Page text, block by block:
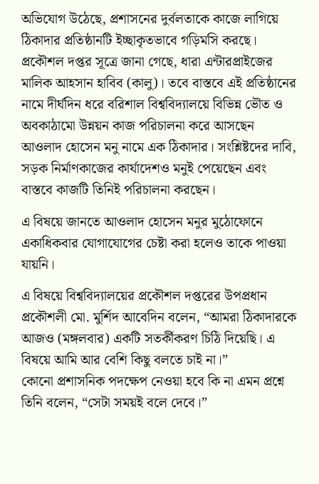
অভিযোগ উঠেছে, প্রশাসনের দুর্বলতাকে কাজে লাগিয়ে
ঠিকাদার প্রতিষ্ঠানটি ইচ্ছাকৃতভাবে গড়িমসি করছে।
প্রকৌশল দপ্তর সূত্রে জানা গেছে, ধারা এন্টারপ্রাইজের
মালিক আহসান হাবিব (কালু)। তবে বাস্তবে এই প্রতিষ্ঠানের
নামে দীর্ঘদিন ধরে বরিশাল বিশ্ববিদ্যালয়ে বিভিন্ন ভৌত ও
অবকাঠামো উন্নয়ন কাজ পরিচালনা করে আসছেন
আওলাদ হোসেন মনু নামে এক ঠিকাদার। সংশ্লিষ্টদের দাবি,
সড়ক নির্মাণকাজের কার্যাদেশও মনুই পেয়েছেন এবং
বাস্তবে কাজটি তিনিই পরিচালনা করছেন।
এ বিষয়ে জানতে আওলাদ হোসেন মনুর মুঠোফোনে
একাধিকবার যোগাযোগের চেষ্টা করা হলেও তাকে পাওয়া
যায়নি।
এ বিষয়ে বিশ্ববিদ্যালয়ের প্রকৌশল দপ্তরের উপপ্রধান
প্রকৌশলী মো. মুর্শিদ আবেদিন বলেন, “আমরা ঠিকাদারকে
আজও (মঙ্গলবার) একটি সতর্কীকরণ চিঠি দিয়েছি। এ
বিষয়ে আমি আর বেশি কিছু বলতে চাই না।”
কোনো প্রশাসনিক পদক্ষেপ নেওয়া হবে কি না এমন প্রশ্নে
তিনি বলেন, “সেটা সময়ই বলে দেবে।”